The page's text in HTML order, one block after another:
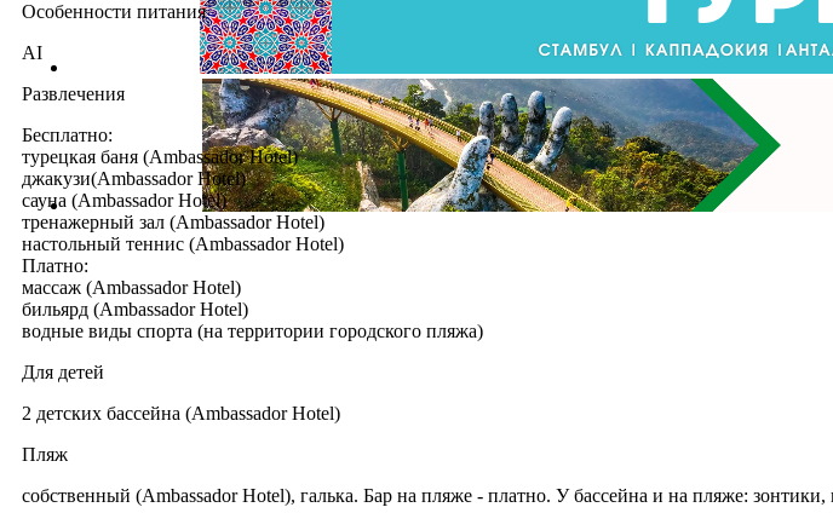
Особенности питания
AI
Развлечения
Бесплатно:
турецкая баня (Ambassador Hotel)
джакузи(Ambassador Hotel)
сауна (Ambassador Hotel)
тренажерный зал (Ambassador Hotel)
настольный теннис (Ambassador Hotel)
Платно:
массаж (Ambassador Hotel)
бильярд (Ambassador Hotel)
водные виды спорта (на территории городского пляжа)
Для детей
2 детских бассейна (Ambassador Hotel)
Пляж
cобственный (Ambassador Hotel), галька. Бар на пляже - платно. У бассейна и на пляже: